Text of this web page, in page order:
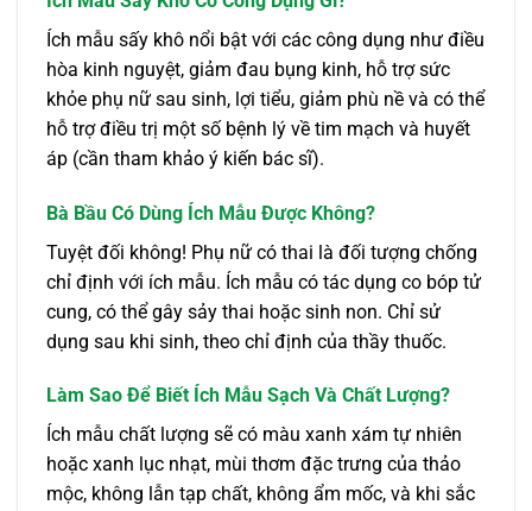
Ích mẫu sấy khô nổi bật với các công dụng như điều
hòa kinh nguyệt, giảm đau bụng kinh, hỗ trợ sức
khỏe phụ nữ sau sinh, lợi tiểu, giảm phù nề và có thể
hỗ trợ điều trị một số bệnh lý về tim mạch và huyết
áp (cần tham khảo ý kiến bác sĩ).
Bà Bầu Có Dùng Ích Mẫu Được Không?
Tuyệt đối không! Phụ nữ có thai là đối tượng chống
chỉ định với ích mẫu. Ích mẫu có tác dụng co bóp tử
cung, có thể gây sảy thai hoặc sinh non. Chỉ sử
dụng sau khi sinh, theo chỉ định của thầy thuốc.
Làm Sao Để Biết Ích Mẫu Sạch Và Chất Lượng?
Ích mẫu chất lượng sẽ có màu xanh xám tự nhiên
hoặc xanh lục nhạt, mùi thơm đặc trưng của thảo
mộc, không lẫn tạp chất, không ẩm mốc, và khi sắc